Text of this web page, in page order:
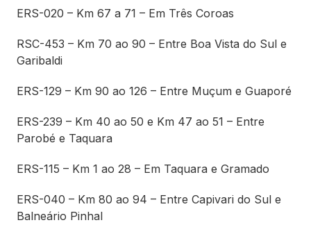
ERS-020 – Km 67 a 71 – Em Três Coroas
RSC-453 – Km 70 ao 90 – Entre Boa Vista do Sul e
Garibaldi
ERS-129 – Km 90 ao 126 – Entre Muçum e Guaporé
ERS-239 – Km 40 ao 50 e Km 47 ao 51 – Entre
Parobé e Taquara
ERS-115 – Km 1 ao 28 – Em Taquara e Gramado
ERS-040 – Km 80 ao 94 – Entre Capivari do Sul e
Balneário Pinhal